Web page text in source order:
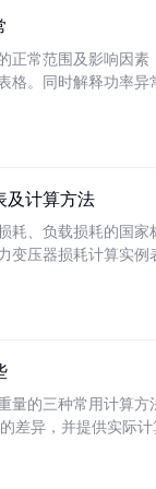
正常范围及影响因
格。同时解释功率
及计算方法
耗、负载损耗的国家
变压器损耗计算实
量的三种常用计算
差异，并提供实际